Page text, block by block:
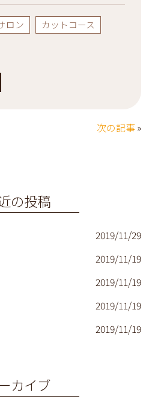
ロン
カットコース
次の記事»
の投稿
2019/11/29
2019/11/19
2019/11/19
2019/11/19
2019/11/19
カイブ